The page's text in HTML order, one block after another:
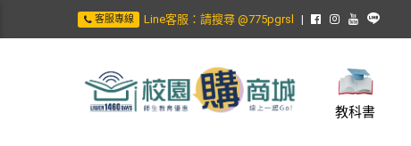
客服專線 Line客服：請搜尋 @775pgrsl
教科書